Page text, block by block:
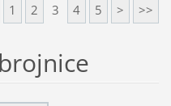
1 2 3 4 5 > >>